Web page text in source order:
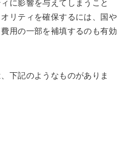
リティを確保するには、国や
用の一部を補填するのも有効
下記のようなものがありま